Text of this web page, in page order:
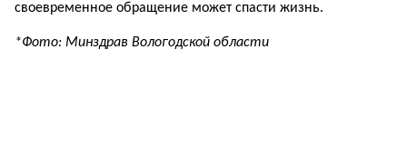
своевременное обращение может спасти жизнь.
*Фото: Минздрав Вологодской области